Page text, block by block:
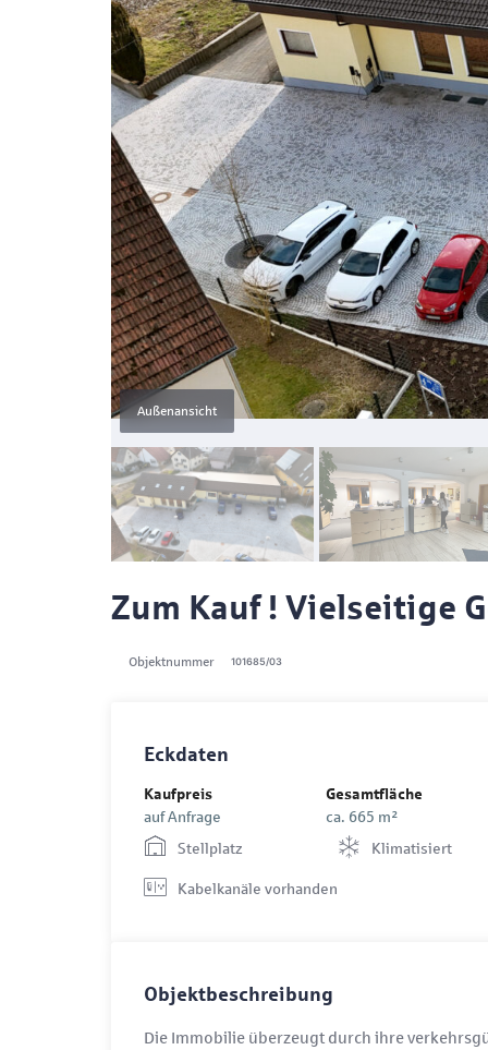
Außenansicht
Zum Kauf ! Vielseitige
Objektnummer 101685/03
Eckdaten
Kaufpreis
auf Anfrage
Gesamtfläche
ca. 665 m²
Stellplatz
Klimatisiert
Kabelkanäle vorhanden
Objektbeschreibung
Die Immobilie überzeugt durch ihre